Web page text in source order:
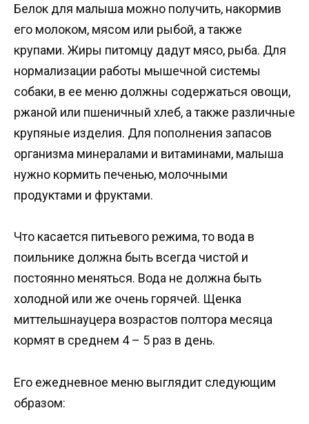
Белок для малыша можно получить, накормив
его молоком, мясом или рыбой, а также
крупами. Жиры питомцу дадут мясо, рыба. Для
нормализации работы мышечной системы
собаки, в ее меню должны содержаться овощи,
ржаной или пшеничный хлеб, а также различные
крупяные изделия. Для пополнения запасов
организма минералами и витаминами, малыша
нужно кормить печенью, молочными
продуктами и фруктами.
Что касается питьевого режима, то вода в
поильнике должна быть всегда чистой и
постоянно меняться. Вода не должна быть
холодной или же очень горячей. Щенка
миттельшнауцера возрастов полтора месяца
кормят в среднем 4 – 5 раз в день.
Его ежедневное меню выглядит следующим
образом: